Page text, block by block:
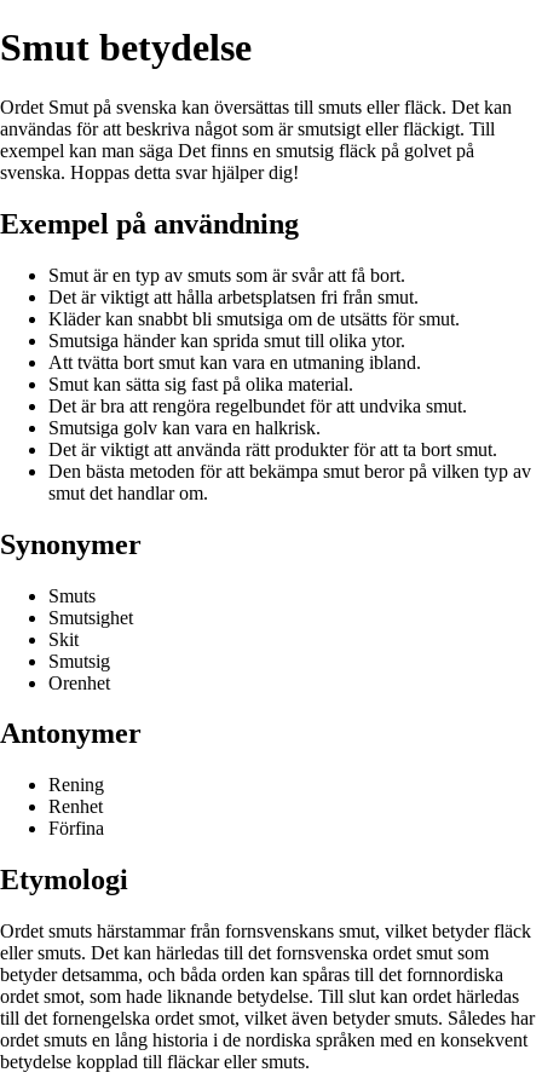
Smut betydelse
Ordet Smut på svenska kan översättas till smuts eller fläck. Det kan
användas för att beskriva något som är smutsigt eller fläckigt. Till
exempel kan man säga Det finns en smutsig fläck på golvet på
svenska. Hoppas detta svar hjälper dig!
Exempel på användning
Smut är en typ av smuts som är svår att få bort.
Det är viktigt att hålla arbetsplatsen fri från smut.
Kläder kan snabbt bli smutsiga om de utsätts för smut.
Smutsiga händer kan sprida smut till olika ytor.
Att tvätta bort smut kan vara en utmaning ibland.
Smut kan sätta sig fast på olika material.
Det är bra att rengöra regelbundet för att undvika smut.
Smutsiga golv kan vara en halkrisk.
Det är viktigt att använda rätt produkter för att ta bort smut.
Den bästa metoden för att bekämpa smut beror på vilken typ av
smut det handlar om.
Synonymer
Smuts
Smutsighet
Skit
Smutsig
Orenhet
Antonymer
Rening
Renhet
Förfina
Etymologi
Ordet smuts härstammar från fornsvenskans smut, vilket betyder fläck
eller smuts. Det kan härledas till det fornsvenska ordet smut som
betyder detsamma, och båda orden kan spåras till det fornnordiska
ordet smot, som hade liknande betydelse. Till slut kan ordet härledas
till det fornengelska ordet smot, vilket även betyder smuts. Således har
ordet smuts en lång historia i de nordiska språken med en konsekvent
betydelse kopplad till fläckar eller smuts.